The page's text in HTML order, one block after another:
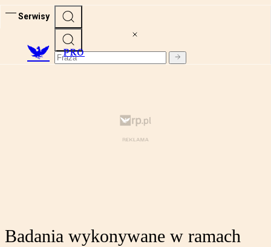
Serwisy
PRO
Badania wykonywane w ramach